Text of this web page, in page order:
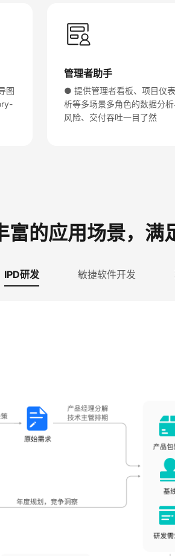
图
管理者助手
● 提供管理者看板、项目仪
析等多场景多角色的数据分析
风险、交付吞吐一目了然
富的应用场景，满
IPD研发 敏捷软件开发